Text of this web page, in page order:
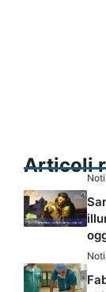
Articoli